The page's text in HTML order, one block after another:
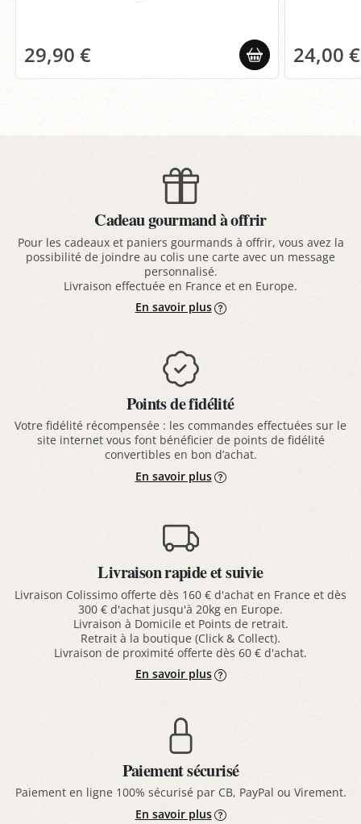
29,90 € 24,00 €
Cadeau gourmand à offrir
Pour les cadeaux et paniers gourmands à offrir, vous avez la
possibilité de joindre au colis une carte avec un message
personnalisé.
Livraison effectuée en France et en Europe.
En savoir plus
Points de fidélité
Votre fidélité récompensée : les commandes effectuées sur le
site internet vous font bénéficier de points de fidélité
convertibles en bon d’achat.
En savoir plus
Livraison rapide et suivie
Livraison Colissimo offerte dès 160 € d'achat en France et dès
300 € d'achat jusqu'à 20kg en Europe.
Livraison à Domicile et Points de retrait.
Retrait à la boutique (Click & Collect).
Livraison de proximité offerte dès 60 € d'achat.
En savoir plus
Paiement sécurisé
Paiement en ligne 100% sécurisé par CB, PayPal ou Virement.
En savoir plus